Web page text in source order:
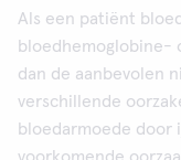
Als een patiënt
bloedhemoglobine-
dan de aanbevolen
verschillende
bloedarmoede door